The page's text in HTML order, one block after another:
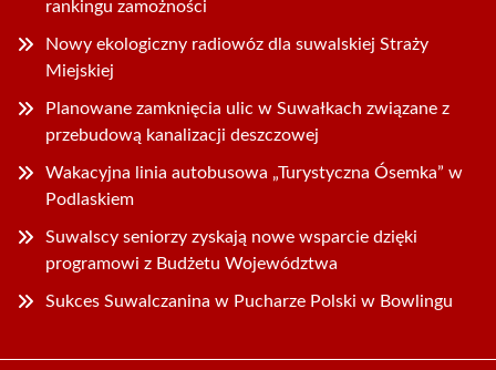
rankingu zamożności
Nowy ekologiczny radiowóz dla suwalskiej Straży
Miejskiej
Planowane zamknięcia ulic w Suwałkach związane z
przebudową kanalizacji deszczowej
Wakacyjna linia autobusowa „Turystyczna Ósemka” w
Podlaskiem
Suwalscy seniorzy zyskają nowe wsparcie dzięki
programowi z Budżetu Województwa
Sukces Suwalczanina w Pucharze Polski w Bowlingu